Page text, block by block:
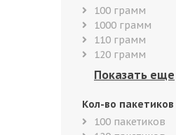
100 грамм
1000 грамм
110 грамм
120 грамм
Кол-во пакетиков
100 пакетиков